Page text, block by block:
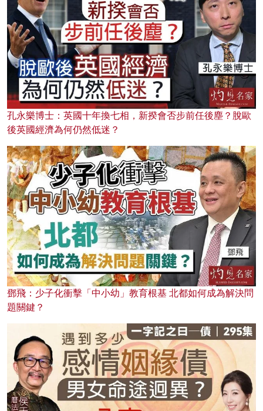
孔永樂博士：英國十年換七相，新揆會否步前任後塵？脫歐
後英國經濟為何仍然低迷？
鄧飛：少子化衝擊「中小幼」教育根基 北都如何成為解決問
題關鍵？